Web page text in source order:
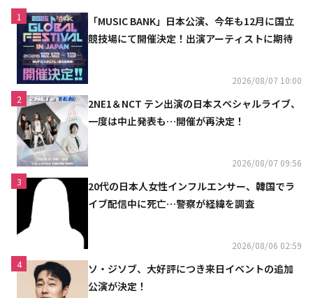
1
「MUSIC BANK」日本公演、今年も12月に国立
競技場にて開催決定！出演アーティストに期待
2026/08/07 10:00
2
2NE1＆NCT テン出演の日本スペシャルライブ、
一度は中止発表も…開催が再決定！
2026/08/07 09:56
3
20代の日本人女性インフルエンサー、韓国でラ
イブ配信中に死亡…警察が経緯を調査
2026/08/06 02:59
4
ソ・ジソブ、大好評につき来日イベントの追加
公演が決定！